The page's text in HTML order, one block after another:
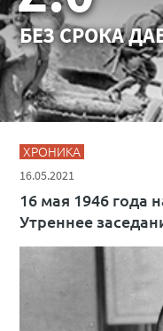
БЕЗ СРОКА
ХРОНИКА
16.05.2021
16 мая 1946 года
Утреннее